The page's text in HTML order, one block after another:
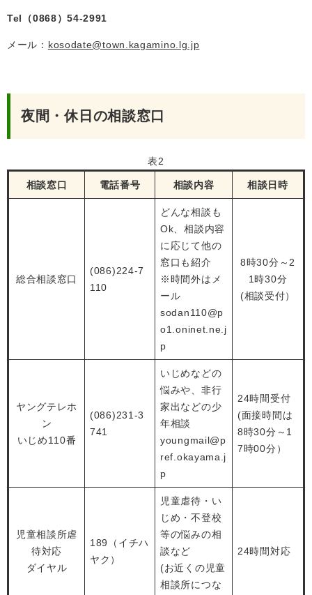
Tel（0868）54-2991
メール： kosodate@town.kagamino.lg.jp
夜間・休日の相談窓口
表2
相談窓口 電話番号 相談内容 相談日時
総合相談窓口
(086)224-7
110
どんな相談も
Ok、相談内容
に応じて他の
窓口も紹介
※時間外はメ
ール
sodan110@p
o1.oninet.ne.j
p
8時30分～2
1時30分
(相談受付）
ヤングテレホ
ン
いじめ110番
(086)231-3
741
いじめなどの
悩みや、非行
家出などの少
年相談
youngmail@p
ref.okayama.j
p
24時間受付
(面接時間は
8時30分～1
7時00分）
児童相談所虐
待対応
ダイヤル
189（イチハ
ヤク）
児童虐待・い
じめ・不登校
等の悩みの相
談など
(お近くの児童
相談所につな
24時間対応